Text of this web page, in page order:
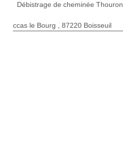
Débistrage de cheminée Thouron
ccas le Bourg , 87220 Boisseuil